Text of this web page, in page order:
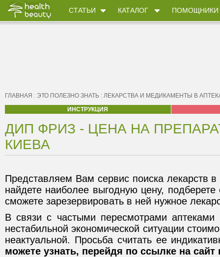
СТАТЬИ КАТАЛОГ ПОМОЩНИКИ
ГЛАВНАЯ : ЭТО ПОЛЕЗНО ЗНАТЬ : ЛЕКАРСТВА И МЕДИКАМЕНТЫ В
ИНСТРУКЦИЯ
ДИП ФРИЗ - ЦЕНА НА
КИЕВА
Представляем Вам сервис поиска лекарств
найдете наиболее выгодную цену,
сможете зарезервировать в ней нужное
В связи с частыми пересмотрами
нестабильной экономической ситуации
неактуальной. Просьба считать ее
можете узнать, перейдя по ссылке на сайт